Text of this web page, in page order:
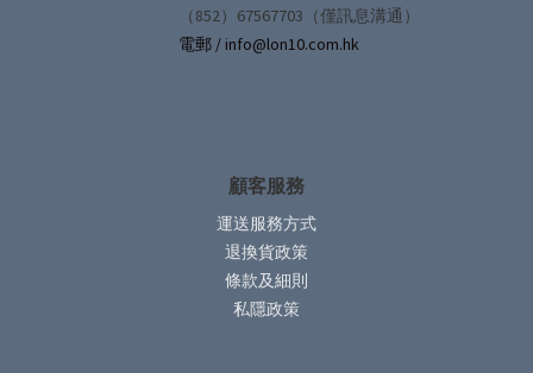
（852）67567703（僅訊息溝通）
電郵 / info@lon10.com.hk
顧客服務
運送服務方式
退換貨政策
條款及細則
私隱政策